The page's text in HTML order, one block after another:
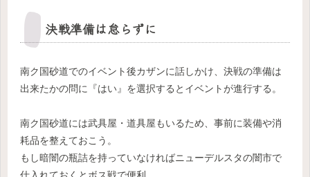
決戦準備は怠らずに
南ク国砂道でのイベント後カザンに話しかけ、決戦の準備は
出来たかの問に『はい』を選択するとイベントが進行する。
南ク国砂道には武具屋・道具屋もいるため、事前に装備や消
耗品を整えておこう。
もし暗闇の瓶詰を持っていなければニューデルスタの闇市で